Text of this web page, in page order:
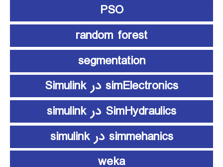
PSO
random forest
segmentation
simElectronics در Simulink
SimHydraulics در simulink
simmehanics در simulink
weka